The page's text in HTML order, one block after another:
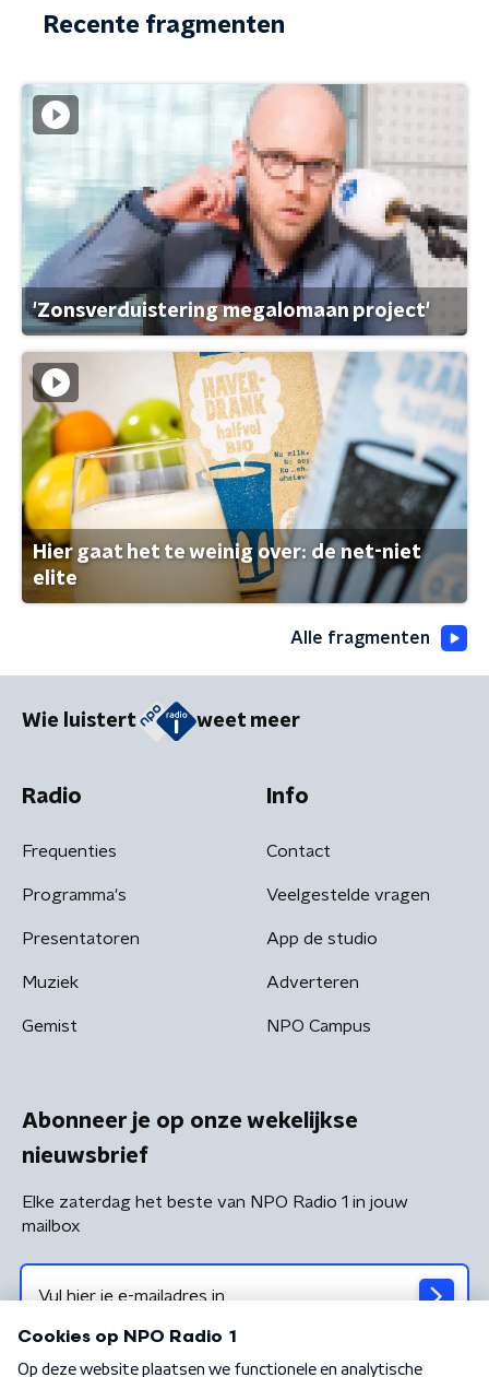
Recente fragmenten
'Zonsverduistering megalomaan project'
Hier gaat het te weinig over: de net-niet
elite
Alle fragmenten
Wie luistert weet meer
Radio
Frequenties
Programma's
Presentatoren
Muziek
Gemist
Info
Contact
Veelgestelde vragen
App de studio
Adverteren
NPO Campus
Abonneer je op onze wekelijkse
nieuwsbrief
Elke zaterdag het beste van NPO Radio 1 in jouw
mailbox